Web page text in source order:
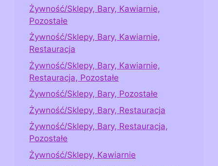
Żywność/Sklepy, Bary, Kawiarnie,
Pozostałe
Żywność/Sklepy, Bary, Kawiarnie,
Restauracja
Żywność/Sklepy, Bary, Kawiarnie,
Restauracja, Pozostałe
Żywność/Sklepy, Bary, Pozostałe
Żywność/Sklepy, Bary, Restauracja
Żywność/Sklepy, Bary, Restauracja,
Pozostałe
Żywność/Sklepy, Kawiarnie